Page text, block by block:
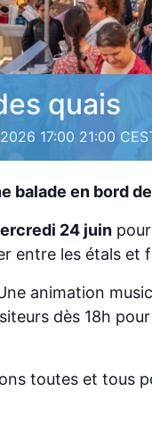
quais
17:00 21:00
balade en bord
24 juin
entre les étals et
animation
dès 18h
toutes et tous